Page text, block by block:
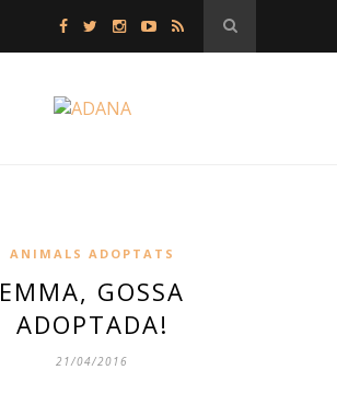
ANIMALS ADOPTATS
EMMA, GOSSA
ADOPTADA!
21/04/2016